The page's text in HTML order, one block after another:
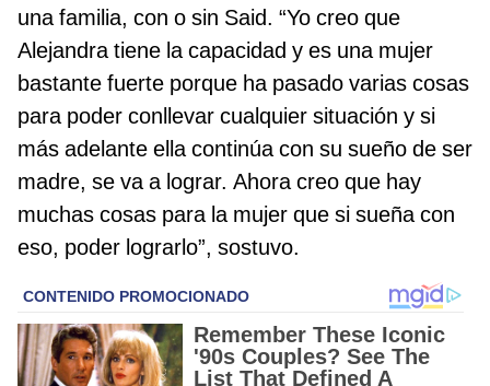
una familia, con o sin Said. “Yo creo que
Alejandra tiene la capacidad y es una mujer
bastante fuerte porque ha pasado varias cosas
para poder conllevar cualquier situación y si
más adelante ella continúa con su sueño de ser
madre, se va a lograr. Ahora creo que hay
muchas cosas para la mujer que si sueña con
eso, poder lograrlo”, sostuvo.